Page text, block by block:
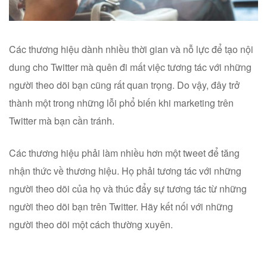
Các thương hiệu dành nhiều thời gian và nỗ lực để tạo nội
dung cho Twitter mà quên đi mất việc tương tác với những
người theo dõi bạn cũng rất quan trọng. Do vậy, đây trở
thành một trong những lỗi phổ biến khi marketing trên
Twitter mà bạn cần tránh.
Các thương hiệu phải làm nhiều hơn một tweet để tăng
nhận thức về thương hiệu. Họ phải tương tác với những
người theo dõi của họ và thúc đẩy sự tương tác từ những
người theo dõi bạn trên Twitter. Hãy kết nối với những
người theo dõi một cách thường xuyên.